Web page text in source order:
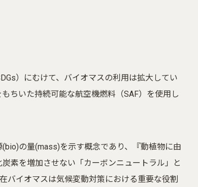
）にむけて、バイオマスの利用は拡大してい
ちいた持続可能な航空機燃料（SAF）を使用し
の量(mass)を示す概念であり、『動植物に由
素を増加させない「カーボンニュートラル」と
バイオマスは気候変動対策における重要な役割